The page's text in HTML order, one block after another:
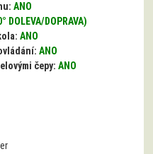
ANO
DOLEVA/DOPRAVA)
ANO
ANO
čepy:ANO